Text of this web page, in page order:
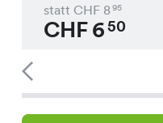
statt CHF 895
CHF650